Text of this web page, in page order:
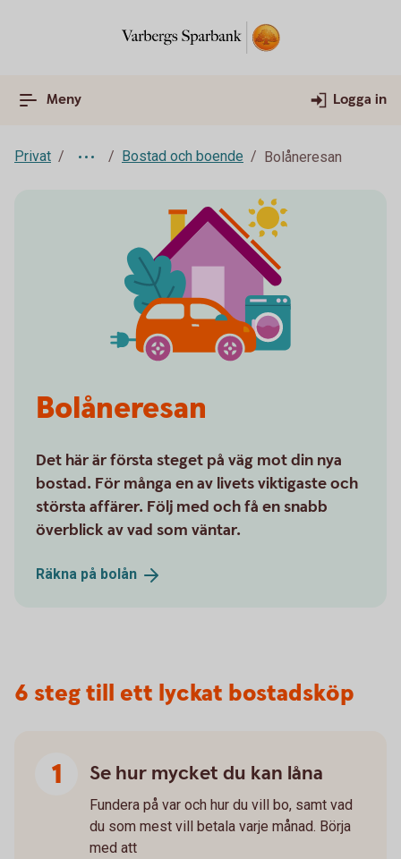
Meny Logga in
Privat Bostad och boende Bolåneresan
Bolåneresan
Det här är första steget på väg mot din nya
bostad. För många en av livets viktigaste och
största affärer. Följ med och få en snabb
överblick av vad som väntar.
Räkna på bolån
6 steg till ett lyckat bostadsköp
Se hur mycket du kan låna
Fundera på var och hur du vill bo, samt vad
du som mest vill betala varje månad. Börja
med att